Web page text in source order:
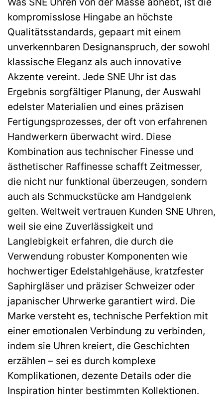
kompromisslose Hingabe an höchste
Qualitätsstandards, gepaart mit einem
unverkennbaren Designanspruch, der sowohl
klassische Eleganz als auch innovative
Akzente vereint. Jede SNE Uhr ist das
Ergebnis sorgfältiger Planung, der Auswahl
edelster Materialien und eines präzisen
Fertigungsprozesses, der oft von erfahrenen
Handwerkern überwacht wird. Diese
Kombination aus technischer Finesse und
ästhetischer Raffinesse schafft Zeitmesser,
die nicht nur funktional überzeugen, sondern
auch als Schmuckstücke am Handgelenk
gelten. Weltweit vertrauen Kunden SNE Uhren,
weil sie eine Zuverlässigkeit und
Langlebigkeit erfahren, die durch die
Verwendung robuster Komponenten wie
hochwertiger Edelstahlgehäuse, kratzfester
Saphirgläser und präziser Schweizer oder
japanischer Uhrwerke garantiert wird. Die
Marke versteht es, technische Perfektion mit
einer emotionalen Verbindung zu verbinden,
indem sie Uhren kreiert, die Geschichten
erzählen – sei es durch komplexe
Komplikationen, dezente Details oder die
Inspiration hinter bestimmten Kollektionen.